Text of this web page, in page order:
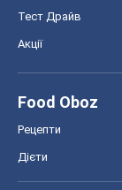
Тест Драйв
Акції
Food Oboz
Рецепти
Дієти